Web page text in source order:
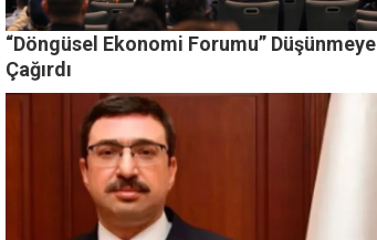
“Döngüsel Ekonomi Forumu” Düşünmeye
Çağırdı